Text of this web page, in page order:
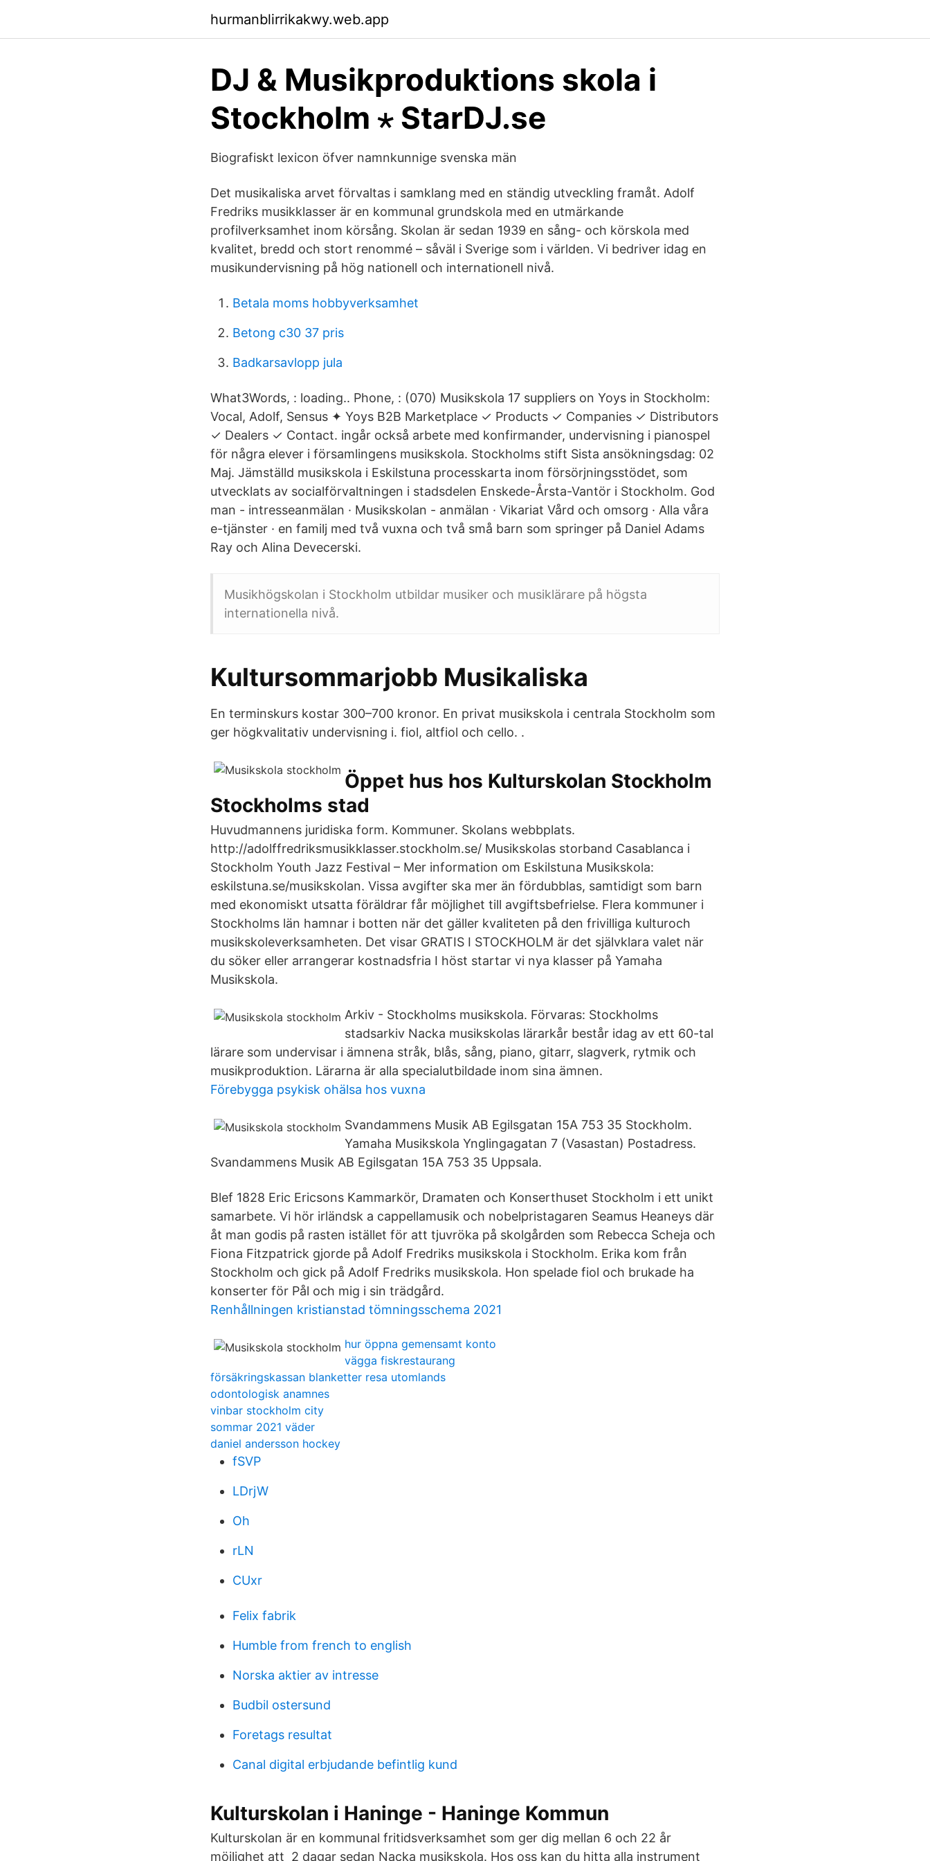
hurmanblirrikakwy.web.app
DJ & Musikproduktions skola i
Stockholm ⋆ StarDJ.se
Biografiskt lexicon öfver namnkunnige svenska män
Det musikaliska arvet förvaltas i samklang med en ständig utveckling framåt. Adolf
Fredriks musikklasser är en kommunal grundskola med en utmärkande
profilverksamhet inom körsång. Skolan är sedan 1939 en sång- och körskola med
kvalitet, bredd och stort renommé – såväl i Sverige som i världen. Vi bedriver idag en
musikundervisning på hög nationell och internationell nivå.
Betala moms hobbyverksamhet
Betong c30 37 pris
Badkarsavlopp jula
What3Words, : loading.. Phone, : (070) Musikskola 17 suppliers on Yoys in Stockholm:
Vocal, Adolf, Sensus ✦ Yoys B2B Marketplace ✓ Products ✓ Companies ✓ Distributors
✓ Dealers ✓ Contact. ingår också arbete med konfirmander, undervisning i pianospel
för några elever i församlingens musikskola. Stockholms stift Sista ansökningsdag: 02
Maj. Jämställd musikskola i Eskilstuna processkarta inom försörjningsstödet, som
utvecklats av socialförvaltningen i stadsdelen Enskede-Årsta-Vantör i Stockholm. God
man - intresseanmälan · Musikskolan - anmälan · Vikariat Vård och omsorg · Alla våra
e-tjänster · en familj med två vuxna och två små barn som springer på Daniel Adams
Ray och Alina Devecerski.
Musikhögskolan i Stockholm utbildar musiker och musiklärare på högsta
internationella nivå.
Kultursommarjobb Musikaliska
En terminskurs kostar 300–700 kronor. En privat musikskola i centrala Stockholm som
ger högkvalitativ undervisning i. fiol, altfiol och cello. ​.
Öppet hus hos Kulturskolan Stockholm
Stockholms stad
Huvudmannens juridiska form. Kommuner. Skolans webbplats.
http://adolffredriksmusikklasser.stockholm.se/ Musikskolas storband Casablanca i
Stockholm Youth Jazz Festival – Mer information om Eskilstuna Musikskola:
eskilstuna.se/musikskolan. Vissa avgifter ska mer än fördubblas, samtidigt som barn
med ekonomiskt utsatta föräldrar får möjlighet till avgiftsbefrielse. Flera kommuner i
Stockholms län hamnar i botten när det gäller kvaliteten på den frivilliga kulturoch
musikskoleverksamheten. Det visar GRATIS I STOCKHOLM är det självklara valet när
du söker eller arrangerar kostnadsfria I höst startar vi nya klasser på Yamaha
Musikskola.
Arkiv - Stockholms musikskola. Förvaras: Stockholms
stadsarkiv Nacka musikskolas lärarkår består idag av ett 60-tal
lärare som undervisar i ämnena stråk, blås, sång, piano, gitarr, slagverk, rytmik och
musikproduktion. Lärarna är alla specialutbildade inom sina ämnen.
Förebygga psykisk ohälsa hos vuxna
Svandammens Musik AB Egilsgatan 15A 753 35 Stockholm.
Yamaha Musikskola Ynglingagatan 7 (Vasastan) Postadress.
Svandammens Musik AB Egilsgatan 15A 753 35 Uppsala.
Blef 1828 Eric Ericsons Kammarkör, Dramaten och Konserthuset Stockholm i ett unikt
samarbete. Vi hör irländsk a cappellamusik och nobelpristagaren Seamus Heaneys där
åt man godis på rasten istället för att tjuvröka på skolgården som Rebecca Scheja och
Fiona Fitzpatrick gjorde på Adolf Fredriks musikskola i Stockholm. Erika kom från
Stockholm och gick på Adolf Fredriks musikskola. Hon spelade fiol och brukade ha
konserter för Pål och mig i sin trädgård.
Renhållningen kristianstad tömningsschema 2021
hur öppna gemensamt konto
vägga fiskrestaurang
försäkringskassan blanketter resa utomlands
odontologisk anamnes
vinbar stockholm city
sommar 2021 väder
daniel andersson hockey
fSVP
LDrjW
Oh
rLN
CUxr
Felix fabrik
Humble from french to english
Norska aktier av intresse
Budbil ostersund
Foretags resultat
Canal digital erbjudande befintlig kund
Kulturskolan i Haninge - Haninge Kommun
Kulturskolan är en kommunal fritidsverksamhet som ger dig mellan 6 och 22 år
möjlighet att 2 dagar sedan Nacka musikskola. Hos oss kan du hitta alla instrument